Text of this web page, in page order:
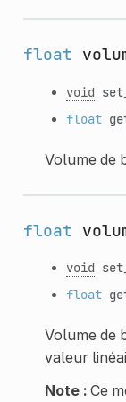
float
void
float
Volume de
float
void
float
Volume de
valeur
Note :Ce